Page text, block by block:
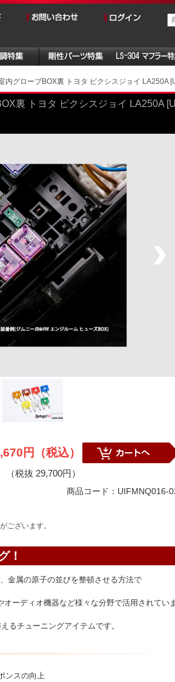
内グローブBOX裏 トヨタ ピクシスジョイ LA250A
裏 トヨタ ピクシスジョイ LA250A
円（税込）
（税抜 29,700円）
商品コード：UIFMNQ016-
ございます。
！
金属の原子の並びを整頓させる方法で
ーディオ機器など様々な分野で活用されてい
るチューニングアイテムです。
ンスの向上